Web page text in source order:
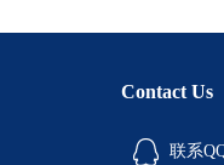
Contact Us
联系